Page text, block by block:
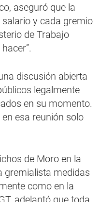
aseguró que la
salario y cada gremio
de Trabajo
discusión abierta
legalmente
en su momento.
esa reunión solo
de Moro en la
gremialista medidas
como en la